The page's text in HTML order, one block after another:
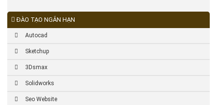
ĐÀO TẠO NGẮN HẠN
Autocad
Sketchup
3Dsmax
Solidworks
Seo Website